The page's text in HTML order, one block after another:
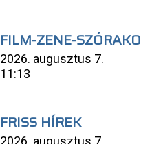
FILM-ZENE-
2026. augusztus 7.
11:13
FRISS HÍREK
2026. augusztus 7.